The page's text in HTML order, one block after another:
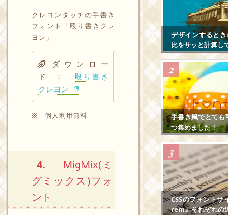
クレヨンタッチの手書き
フォント「殴り書きクレ
ヨン」
ダウンロー
ド ：
殴り書き
クレヨン
※ 個人利用無料
4.
MigMix(ミ
グミックス)フォ
ント
デザインすると
比をサッと計算し
手書き風でとても
つ集めました！
CSSのフォント
rem』それぞれの